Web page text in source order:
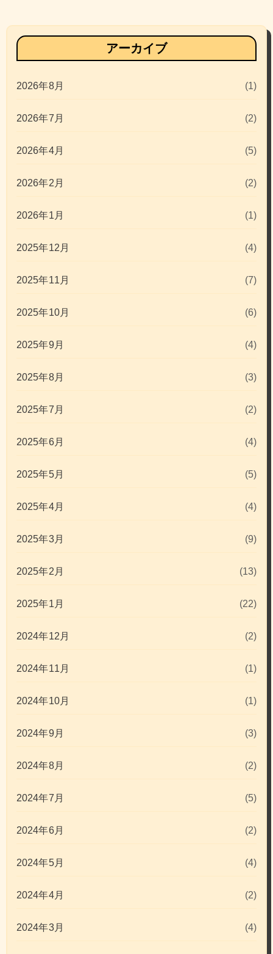
アーカイブ
2026年8月 (1)
2026年7月 (2)
2026年4月 (5)
2026年2月 (2)
2026年1月 (1)
2025年12月 (4)
2025年11月 (7)
2025年10月 (6)
2025年9月 (4)
2025年8月 (3)
2025年7月 (2)
2025年6月 (4)
2025年5月 (5)
2025年4月 (4)
2025年3月 (9)
2025年2月 (13)
2025年1月 (22)
2024年12月 (2)
2024年11月 (1)
2024年10月 (1)
2024年9月 (3)
2024年8月 (2)
2024年7月 (5)
2024年6月 (2)
2024年5月 (4)
2024年4月 (2)
2024年3月 (4)